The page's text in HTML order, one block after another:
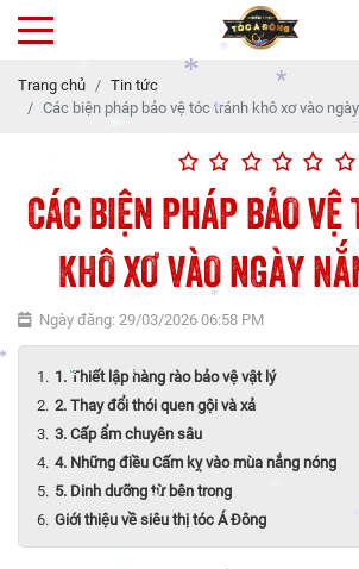
*
*
*
* *
*
* *
*
*
*
Trang chủ
Tin tức
Các biện pháp bảo vệ tóc tránh khô xơ vào
CÁC BIỆN PHÁP BẢO VỆ
KHÔ XƠ VÀO NGÀY
Ngày đăng: 29/03/2026 06:58 PM
1. Thiết lập hàng rào bảo vệ vật lý
2. Thay đổi thói quen gội và xả
3. Cấp ẩm chuyên sâu
4. Những điều Cấm kỵ vào mùa nắng nóng
5. Dinh dưỡng từ bên trong
Giới thiệu về siêu thị tóc Á Đông